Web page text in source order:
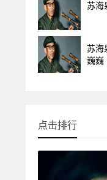
苏海
苏海
巍巍
点击排行